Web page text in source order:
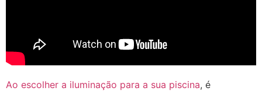
Ao escolher a iluminação para a sua piscina, é